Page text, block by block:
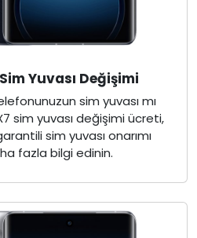
Yuvası Değişimi
sim yuvası mı
sim yuvası değişimi ücreti,
sim yuvası onarımı
fazla bilgi edinin.